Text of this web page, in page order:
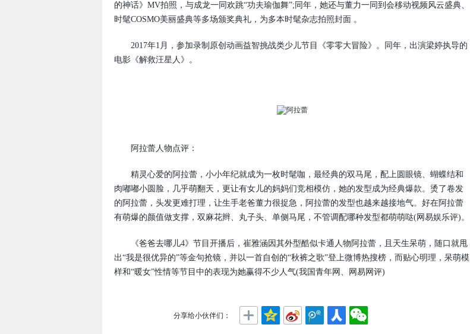
的神话》MV拍照，与成龙一同欢跳“功夫瑜伽舞”;同年，她还与董力一同到会移动视频风云盛典、
时髦COSMO美丽盛典等多场颁奖典礼，为多本时髦杂志拍照封面 。
2017年1月，参加录制原创动画益智挑战类少儿节目《零零大冒险》。同年，出演梁婷执导的
电影《解救汪星人》。
阿拉蕾人物点评：
精灵心爱的阿拉蕾，小小年纪就成为一枚时髦咖，最经典的双马尾，配上圆眼镜、蝴蝶结和
肉嘟嘟小圆脸，几乎萌翻天，更让有女儿的妈妈们竞相模仿，她的发型成为经典爆款。烫了卷发
的阿拉蕾，头发更难打理，让生手老爸董力很捉急，阿拉蕾的发型也越来越接地气。好在阿拉蕾
有萌爆的颜值做支撑，双麻花辫、丸子头、单侧马尾，不管调配哪种发型都萌萌哒(网易娱乐评)。
《爸爸去哪儿4》节目开播后，崔雅涵因其外型酷似卡通人物阿拉蕾，且天生呆萌，随口就甩
出“我是很优异的”等金句抢镜，并以一首自创的“秋裤之歌”登上微博热搜榜，而贴心明理，呆萌模
样和“暖女”性情等节目中的表现为她赢得不少人气(我国青年网、网易网评)
分享给小伙伴们：